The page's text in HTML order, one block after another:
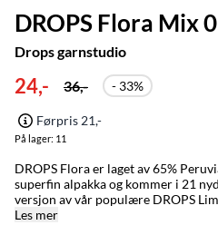
DROPS Flora Mix
Drops garnstudio
24,- 36,- - 33%
Førpris 21,-
På lager: 11
DROPS Flora er laget av 65%
superfin alpakka og kommer i 21
versjon av vår populære DROPS
hvilket betyr at det allerede finnes
Les mer